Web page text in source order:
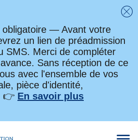
obligatoire — Avant votre
un lien de préadmission
SMS. Merci de compléter
Sans réception de ce
avec l'ensemble de vos
pièce d'identité,
👉 En savoir plus